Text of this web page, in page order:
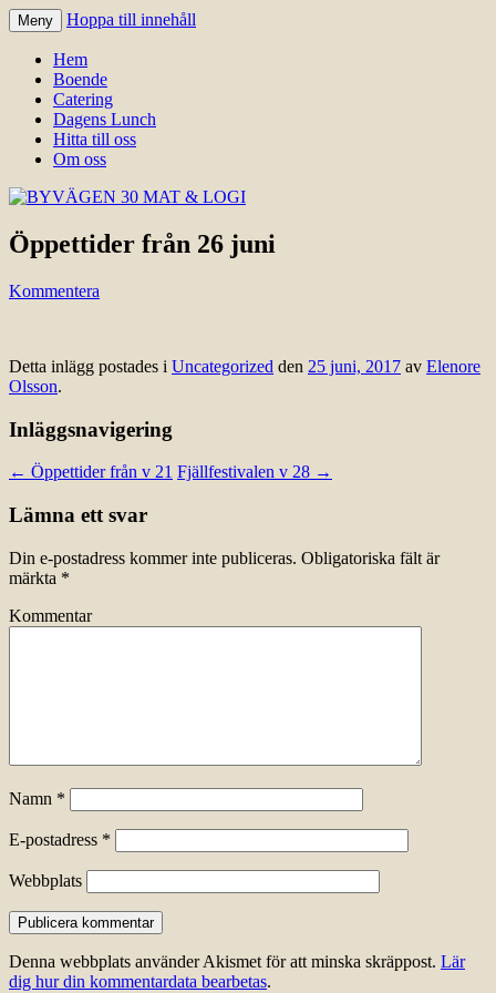
BYVÄGEN 30 MAT & LOGI
upplevelse hos oss.
Meny Hoppa till innehåll
Hem
Boende
Catering
Dagens Lunch
Hitta till oss
Om oss
Öppettider från 26 juni
Kommentera
Detta inlägg postades i Uncategorized den 25 juni, 2017 av Elenore
Olsson.
Inläggsnavigering
← Öppettider från v 21 Fjällfestivalen v 28 →
Lämna ett svar
Din e-postadress kommer inte publiceras. Obligatoriska fält är
märkta *
Kommentar
Namn *
E-postadress *
Webbplats
Denna webbplats använder Akismet för att minska skräppost. Lär
dig hur din kommentardata bearbetas.